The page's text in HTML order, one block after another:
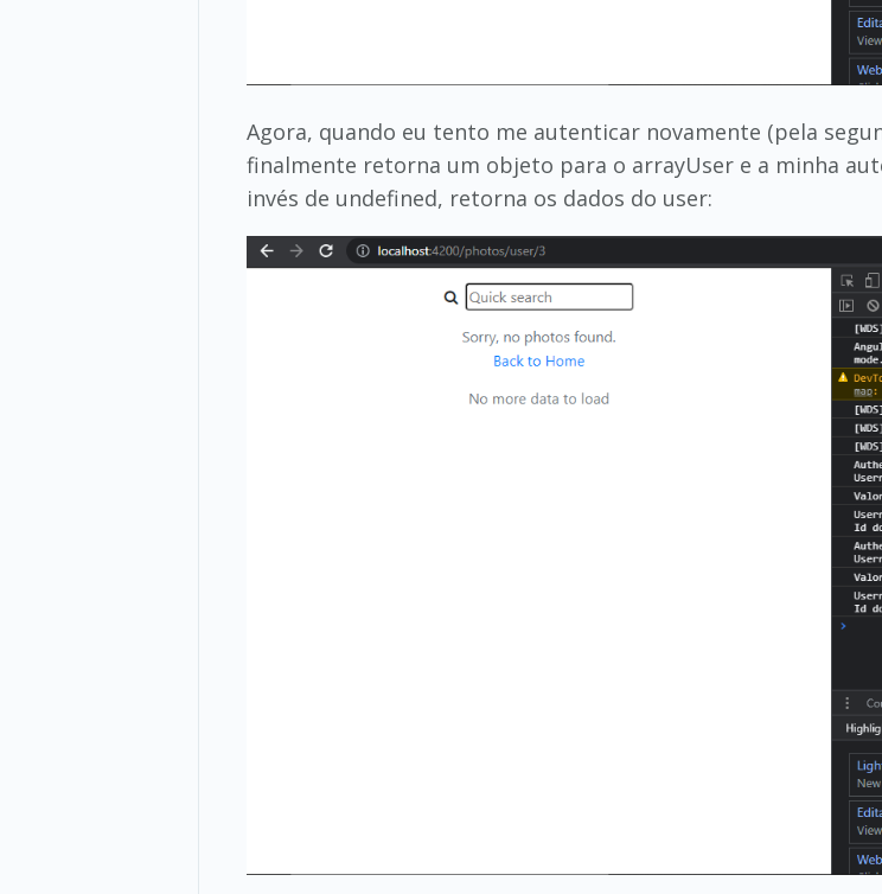
Agora, quando eu tento me autenticar novamente (pela
finalmente retorna um objeto para o arrayUser e a minha
invés de undefined, retorna os dados do user: